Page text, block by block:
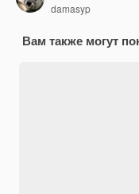
damasyp
Вам также могут